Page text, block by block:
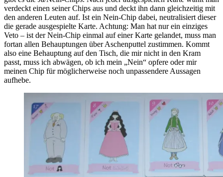
verdeckt einen seiner Chips aus und deckt ihn dann gleichzeitig mit
den anderen Leuten auf. Ist ein Nein-Chip dabei, neutralisiert dieser
die gerade ausgespielte Karte. Achtung: Man hat nur ein einziges
Veto – ist der Nein-Chip einmal auf einer Karte gelandet, muss man
fortan allen Behauptungen über Aschenputtel zustimmen. Kommt
also eine Behauptung auf den Tisch, die mir nicht in den Kram
passt, muss ich abwägen, ob ich mein „Nein“ opfere oder mir
meinen Chip für möglicherweise noch unpassendere Aussagen
aufhebe.